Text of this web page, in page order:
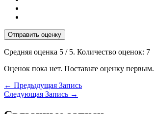
Отправить оценку
Средняя оценка 5 / 5. Количество оценок: 7
Оценок пока нет. Поставьте оценку первым.
← Предыдущая Запись
Следующая Запись →